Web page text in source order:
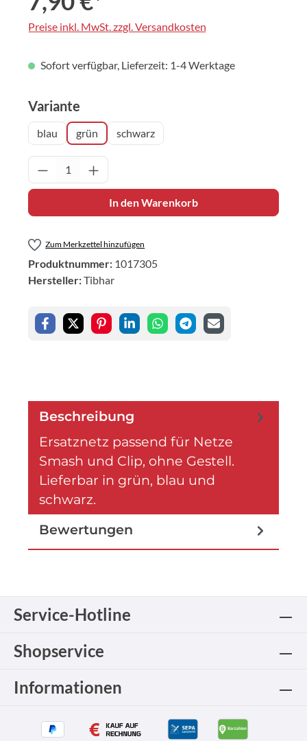
Preise inkl. MwSt. zzgl. Versandkosten
Sofort verfügbar, Lieferzeit: 1-4 Werktage
Variante
blau grün schwarz
Produkt Anzahl: Gib den gewünschten
In den Warenkorb
Zum Merkzettel hinzufügen
Produktnummer: 1017305
Hersteller:Tibhar
Beschreibung
Ersatznetz passend für Netze
Smash und Clip, ohne Gestell.
Lieferbar in grün, blau und
schwarz.
Bewertungen
Service-Hotline
Shopservice
Informationen